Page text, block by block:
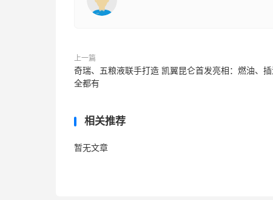
上一篇
奇瑞、五粮液联手打造 凯翼昆仑首发亮相：燃油、插
全都有
相关推荐
暂无文章